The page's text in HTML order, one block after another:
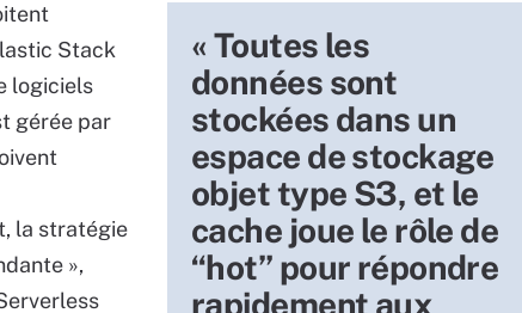
« Toutes les
données sont
stockées dans un
espace de stockage
objet type S3, et le
cache joue le rôle de
“hot” pour répondre
rapidement aux
Stack
logiciels
gérée par
la stratégie
»,